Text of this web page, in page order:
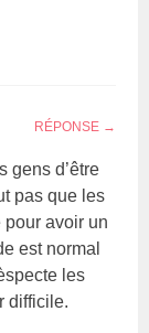
RÉPONSE
gens d’être
pas que les
avoir un
est normal
les
difficile.